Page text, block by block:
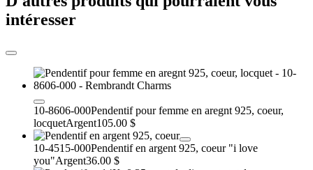
intéresser
10-8606-000Pendentif pour femme en aregnt 925, coeur,
locquetArgent105.00 $
10-4515-000Pendentif en argent 925, coeur "i love
you"Argent36.00 $